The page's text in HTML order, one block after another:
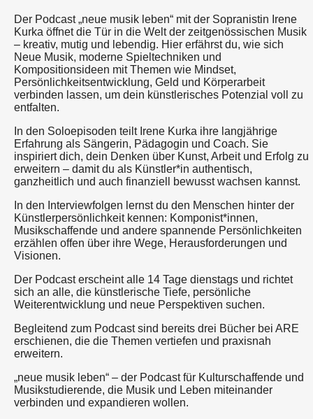
Der Podcast „neue musik leben“ mit der Sopranistin Irene
Kurka öffnet die Tür in die Welt der zeitgenössischen Musik
– kreativ, mutig und lebendig. Hier erfährst du, wie sich
Neue Musik, moderne Spieltechniken und
Kompositionsideen mit Themen wie Mindset,
Persönlichkeitsentwicklung, Geld und Körperarbeit
verbinden lassen, um dein künstlerisches Potenzial voll zu
entfalten.
In den Soloepisoden teilt Irene Kurka ihre langjährige
Erfahrung als Sängerin, Pädagogin und Coach. Sie
inspiriert dich, dein Denken über Kunst, Arbeit und Erfolg zu
erweitern – damit du als Künstler*in authentisch,
ganzheitlich und auch finanziell bewusst wachsen kannst.
In den Interviewfolgen lernst du den Menschen hinter der
Künstlerpersönlichkeit kennen: Komponist*innen,
Musikschaffende und andere spannende Persönlichkeiten
erzählen offen über ihre Wege, Herausforderungen und
Visionen.
Der Podcast erscheint alle 14 Tage dienstags und richtet
sich an alle, die künstlerische Tiefe, persönliche
Weiterentwicklung und neue Perspektiven suchen.
Begleitend zum Podcast sind bereits drei Bücher bei ARE
erschienen, die die Themen vertiefen und praxisnah
erweitern.
„neue musik leben“ – der Podcast für Kulturschaffende und
Musikstudierende, die Musik und Leben miteinander
verbinden und expandieren wollen.